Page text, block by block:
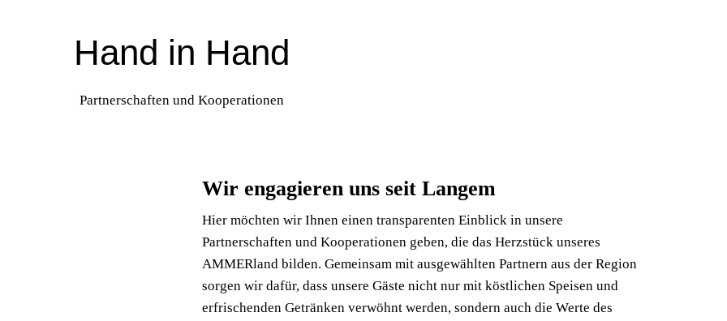
Hand in Hand
Partnerschaften und Kooperationen
Wir engagieren uns seit Langem
Hier möchten wir Ihnen einen transparenten Einblick in unsere
Partnerschaften und Kooperationen geben, die das Herzstück unseres
AMMERland bilden. Gemeinsam mit ausgewählten Partnern aus der Region
sorgen wir dafür, dass unsere Gäste nicht nur mit köstlichen Speisen und
erfrischenden Getränken verwöhnt werden, sondern auch die Werte des